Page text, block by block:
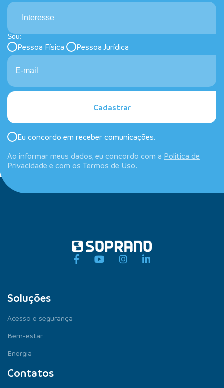
Interesse
Sou:
Pessoa Física Pessoa Jurídica
Cadastrar
Eu concordo em receber comunicações.
Ao informar meus dados, eu concordo com a Política de
Privacidade e com os Termos de Uso.
Soluções
Acesso e segurança
Bem-estar
Energia
Contatos